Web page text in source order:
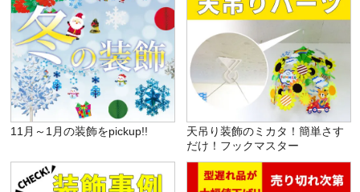
11月～1月の装飾をpickup!!
天吊り装飾のミカタ！簡単さす
だけ！フックマスター